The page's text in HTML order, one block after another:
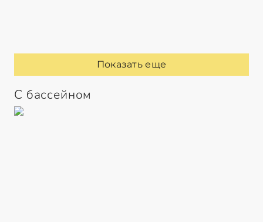
Показать еще
С бассейном